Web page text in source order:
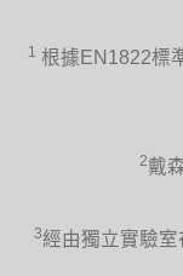
1
根據EN1822標
2戴
3經由獨立實驗